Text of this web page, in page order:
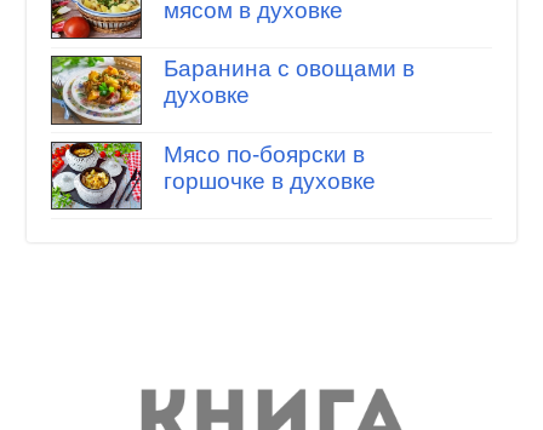
мясом в духовке
Баранина с овощами в
духовке
Мясо по-боярски в
горшочке в духовке